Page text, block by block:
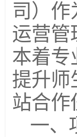
司）作
运营管
本着专
提升师
站合作
一、